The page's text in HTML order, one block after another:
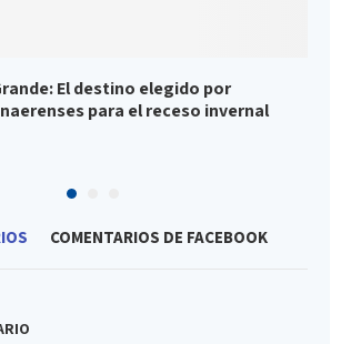
El destino elegido por
para el receso invernal
COMENTARIOS DE FACEBOOK